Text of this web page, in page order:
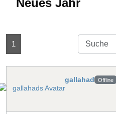
1
gallahad Offline